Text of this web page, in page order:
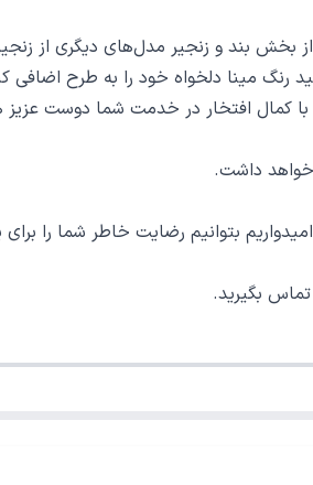
مینا دلخواه خود را به طرح اضافی
با کمال افتخار در خدمت شما دوست
داشت.